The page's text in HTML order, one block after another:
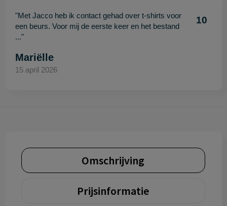
"Met Jacco heb ik contact gehad over t-shirts voor
een beurs. Voor mij de eerste keer en het bestand
..."
10
Mariëlle
15 april 2026
Omschrijving
Prijsinformatie